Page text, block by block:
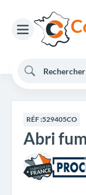
RÉF :529405CO
Abri